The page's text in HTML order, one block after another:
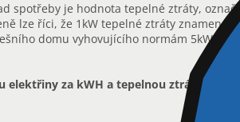
spotřeby je hodnota tepelné ztráty,
lze říci, že 1kW tepelné ztráty znamená
domu vyhovujícího normám 5kW
elektřiny za kWH a tepelnou ztrátu a